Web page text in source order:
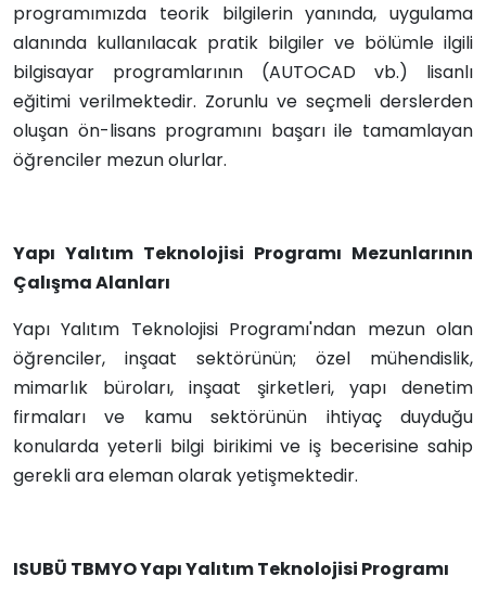
programımızda teorik bilgilerin yanında, uygulama
alanında kullanılacak pratik bilgiler ve bölümle ilgili
bilgisayar programlarının (AUTOCAD vb.) lisanlı
eğitimi verilmektedir. Zorunlu ve seçmeli derslerden
oluşan ön-lisans programını başarı ile tamamlayan
öğrenciler mezun olurlar.
Yapı Yalıtım Teknolojisi Programı Mezunlarının
Çalışma Alanları
Yapı Yalıtım Teknolojisi Programı'ndan mezun olan
öğrenciler, inşaat sektörünün; özel mühendislik,
mimarlık büroları, inşaat şirketleri, yapı denetim
firmaları ve kamu sektörünün ihtiyaç duyduğu
konularda yeterli bilgi birikimi ve iş becerisine sahip
gerekli ara eleman olarak yetişmektedir.
ISUBÜ TBMYO Yapı Yalıtım Teknolojisi Programı